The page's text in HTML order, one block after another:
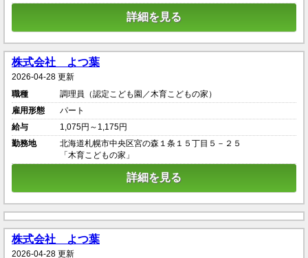
詳細を見る
株式会社 よつ葉
2026-04-28 更新
職種
調理員（認定こども園／木育こどもの家）
雇用形態
パート
給与
1,075円～1,175円
勤務地
北海道札幌市中央区宮の森１条１５丁目５－２５
「木育こどもの家」
詳細を見る
株式会社 よつ葉
2026-04-28 更新